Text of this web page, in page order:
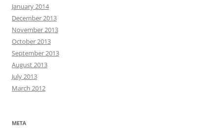
January 2014
December 2013
November 2013
October 2013
September 2013
August 2013
July 2013
March 2012
META